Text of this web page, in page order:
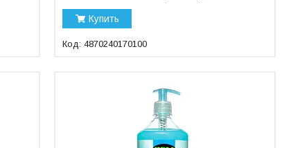
Купить
4870240170100